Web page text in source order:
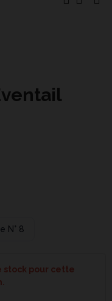
N° 8
stock pour cette